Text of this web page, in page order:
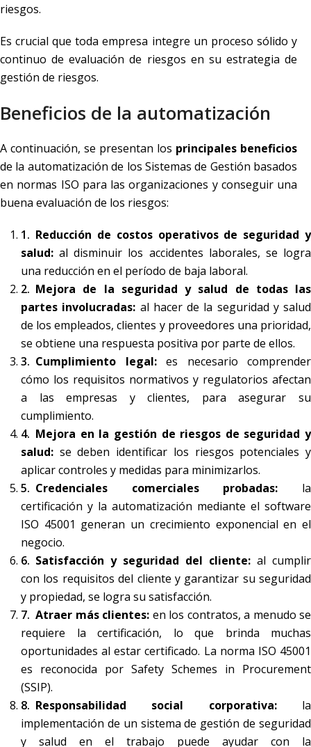
riesgos.
Es crucial que toda empresa integre un proceso sólido y
continuo de evaluación de riesgos en su estrategia de
gestión de riesgos.
Beneficios de la automatización
A continuación, se presentan los principales beneficios
de la automatización de los Sistemas de Gestión basados
en normas ISO para las organizaciones y conseguir una
buena evaluación de los riesgos:
Reducción de costos operativos de seguridad y
salud:al disminuir los accidentes laborales, se logra
una reducción en el período de baja laboral.
Mejora de la seguridad y salud de todas las
partes involucradas: al hacer de la seguridad y salud
de los empleados, clientes y proveedores una prioridad,
se obtiene una respuesta positiva por parte de ellos.
Cumplimiento legal:es necesario comprender
cómo los requisitos normativos y regulatorios afectan
a las empresas y clientes, para asegurar su
cumplimiento.
Mejora en la gestión de riesgos de seguridad y
salud: se deben identificar los riesgos potenciales y
aplicar controles y medidas para minimizarlos.
Credenciales comerciales probadas: la
certificación y la automatización mediante el software
ISO 45001 generan un crecimiento exponencial en el
negocio.
Satisfacción y seguridad del cliente: al cumplir
con los requisitos del cliente y garantizar su seguridad
y propiedad, se logra su satisfacción.
Atraer más clientes: en los contratos, a menudo se
requiere la certificación, lo que brinda muchas
oportunidades al estar certificado. La norma ISO 45001
es reconocida por Safety Schemes in Procurement
(SSIP).
Responsabilidad social corporativa:la
implementación de un sistema de gestión de seguridad
y salud en el trabajo puede ayudar con la